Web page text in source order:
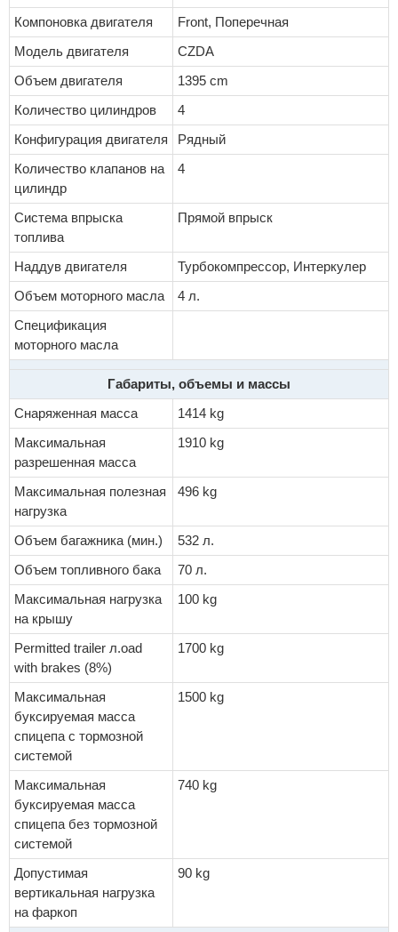
Компоновка двигателя
Front, Поперечная
Модель двигателя
CZDA
Объем двигателя
1395 cm
Количество цилиндров
4
Конфигурация двигателя
Рядный
Количество клапанов на
цилиндр
4
Система впрыска
топлива
Прямой впрыск
Наддув двигателя
Турбокомпрессор, Интеркулер
Объем моторного масла
4 л.
Спецификация
моторного масла
Габариты, объемы и массы
Снаряженная масса
1414 kg
Максимальная
разрешенная масса
1910 kg
Максимальная полезная
нагрузка
496 kg
Объем багажника (мин.)
532 л.
Объем топливного бака
70 л.
Максимальная нагрузка
на крышу
100 kg
Permitted trailer л.oad
with brakes (8%)
1700 kg
Максимальная
буксируемая масса
спицепа с тормозной
системой
1500 kg
Максимальная
буксируемая масса
спицепа без тормозной
системой
740 kg
Допустимая
вертикальная нагрузка
на фаркоп
90 kg